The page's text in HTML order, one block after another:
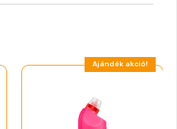
Ajándék akció!